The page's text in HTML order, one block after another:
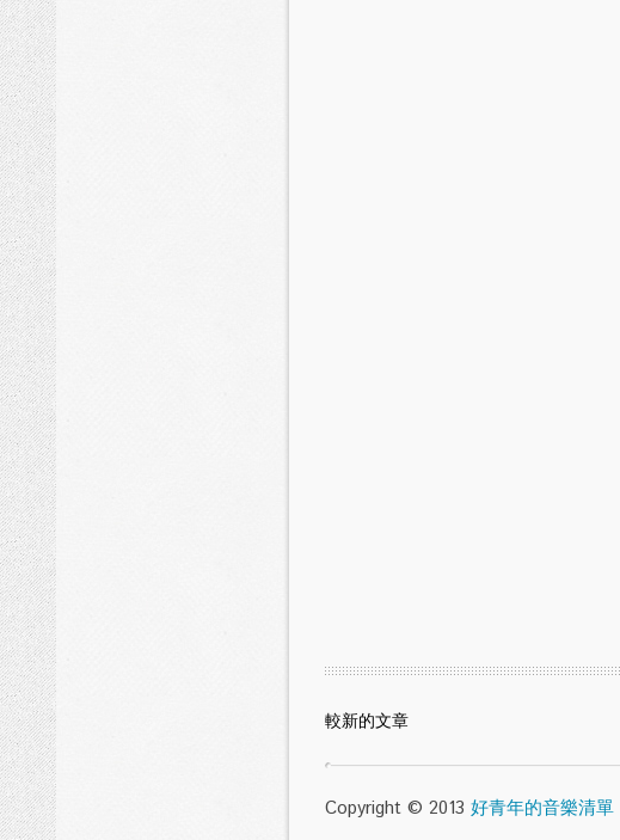
較新的文章
Copyright © 2013 好青年的音樂清單